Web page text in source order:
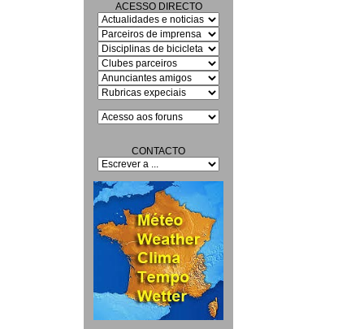
ACESSO DIRECTO
CONTACTO